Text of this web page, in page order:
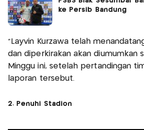
ke Persib Bandung
“Layvin Kurzawa telah
dan diperkirakan akan diumumkan
Minggu ini, setelah pertandingan
laporan tersebut.
2. Penuhi Stadion